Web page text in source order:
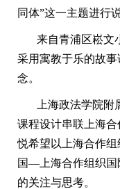
同体”这一主题进行
来自青浦区崧文
采用寓教于乐的故
念。
上海政法学院
课程设计串联上海
悦希望以上海合作
国—上海合作组织国
的关注与思考。